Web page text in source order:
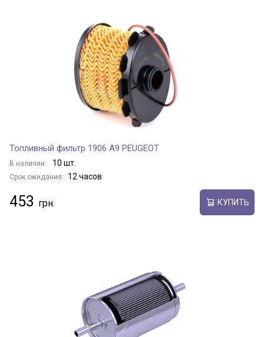
Топливный фильтр 1906 A9 PEUGEOT
В наличии: 10 шт.
Срок ожидания: 12 часов
453 КУПИТЬ